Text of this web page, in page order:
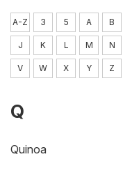
A-Z 3 5 A B
J K L M N
V W X Y Z
Q
Quinoa